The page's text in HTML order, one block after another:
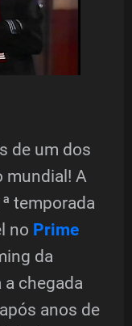
de um dos
mundial! A
temporada
no Prime
da
a chegada
anos de